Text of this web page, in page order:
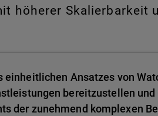
höherer
einheitlichen Ansatzes von
bereitzustellen
der zunehmend komplexen